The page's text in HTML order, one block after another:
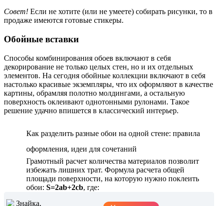
Совет! Если не хотите (или не умеете) собирать рисунки, то в
продаже имеются готовые стикеры.
Обойные вставки
Способы комбинирования обоев включают в себя
декорирование не только целых стен, но и их отдельных
элементов. На сегодня обойные коллекции включают в себя
настолько красивые экземпляры, что их оформляют в качестве
картины, обрамляя полотно молдингами, а остальную
поверхность оклеивают однотонными рулонами. Такое
решение удачно впишется в классический интерьер.
Как разделить разные обои на одной стене: правила
оформления, идеи для сочетаний
Грамотный расчет количества материалов позволит
избежать лишних трат. Формула расчета общей
площади поверхности, на которую нужно поклеить
обои: S=2ab+2cb, где: